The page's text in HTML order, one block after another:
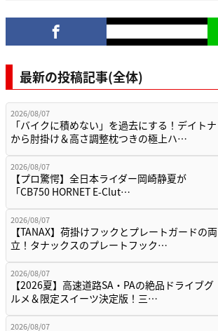
最新の投稿記事(全体)
2026/08/07
「バイクに積めない」を過去にする！デイトナ
から肘掛け＆高さ調整枕つきの極上ハ…
2026/08/07
【プロ驚愕】全日本ライダー岡崎静夏が
「CB750 HORNET E-Clut…
2026/08/07
【TANAX】荷掛けフックとプレートガードの両
立！タナックスのプレートフック…
2026/08/07
【2026夏】高速道路SA・PAの絶品ドライブグ
ルメ＆限定スイーツ決定版！三…
2026/08/07